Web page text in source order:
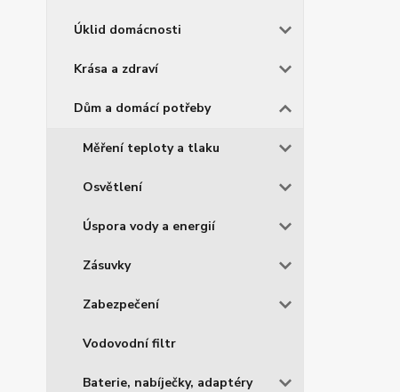
Úklid domácnosti
Krása a zdraví
Dům a domácí potřeby
Měření teploty a tlaku
Osvětlení
Úspora vody a energií
Zásuvky
Zabezpečení
Vodovodní filtr
Baterie, nabíječky, adaptéry